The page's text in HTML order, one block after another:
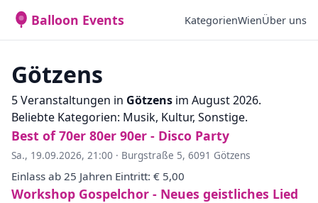
Balloon Events KategorienWienÜber uns
Götzens
5 Veranstaltungen in Götzens im August 2026.
Beliebte Kategorien: Musik, Kultur, Sonstige.
Best of 70er 80er 90er - Disco Party
Sa., 19.09.2026, 21:00 · Burgstraße 5, 6091 Götzens
Einlass ab 25 Jahren Eintritt: € 5,00
Workshop Gospelchor - Neues geistliches Lied